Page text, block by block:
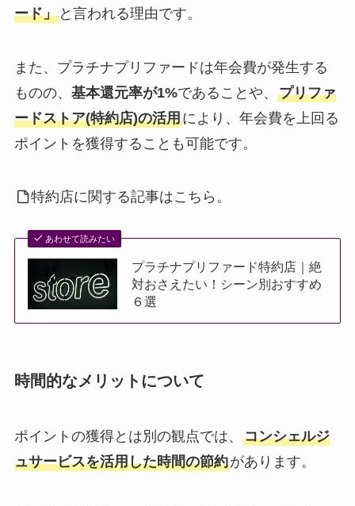
ード」と言われる理由です。
また、プラチナプリファードは年会費が発生する
ものの、 基本還元率が1%であることや、 プリファ
ードストア(特約店)の活用により、年会費を上回る
ポイントを獲得することも可能です。
特約店に関する記事はこちら。
あわせて読みたい
プラチナプリファード特約店｜絶
対おさえたい！シーン別おすすめ
６選
時間的なメリットについて
ポイントの獲得とは別の観点では、 コンシェルジ
ュサービスを活用した時間の節約があります。